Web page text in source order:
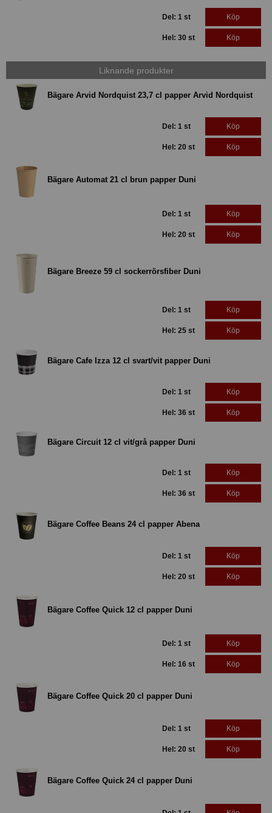
Del: 1 st Köp
Hel: 30 st Köp
Liknande produkter
Bägare Arvid Nordquist 23,7 cl papper Arvid Nordquist
Del: 1 st Köp
Hel: 20 st Köp
Bägare Automat 21 cl brun papper Duni
Del: 1 st Köp
Hel: 20 st Köp
Bägare Breeze 59 cl sockerrörsfiber Duni
Del: 1 st Köp
Hel: 25 st Köp
Bägare Cafe Izza 12 cl svart/vit papper Duni
Del: 1 st Köp
Hel: 36 st Köp
Bägare Circuit 12 cl vit/grå papper Duni
Del: 1 st Köp
Hel: 36 st Köp
Bägare Coffee Beans 24 cl papper Abena
Del: 1 st Köp
Hel: 20 st Köp
Bägare Coffee Quick 12 cl papper Duni
Del: 1 st Köp
Hel: 16 st Köp
Bägare Coffee Quick 20 cl papper Duni
Del: 1 st Köp
Hel: 20 st Köp
Bägare Coffee Quick 24 cl papper Duni